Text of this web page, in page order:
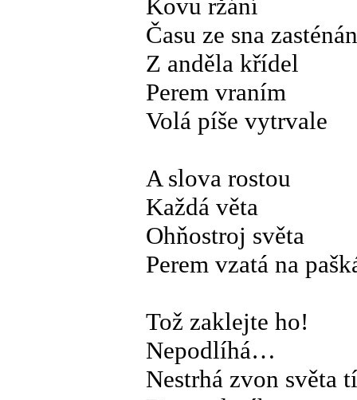
Kovu ržání
Času ze sna
Z anděla křídel
Perem vraním
Volá píše vytrvale
A slova rostou
Každá věta
Ohňostroj světa
Perem vzatá na
Tož zaklejte ho!
Nepodlíhá…
Nestrhá zvon světa